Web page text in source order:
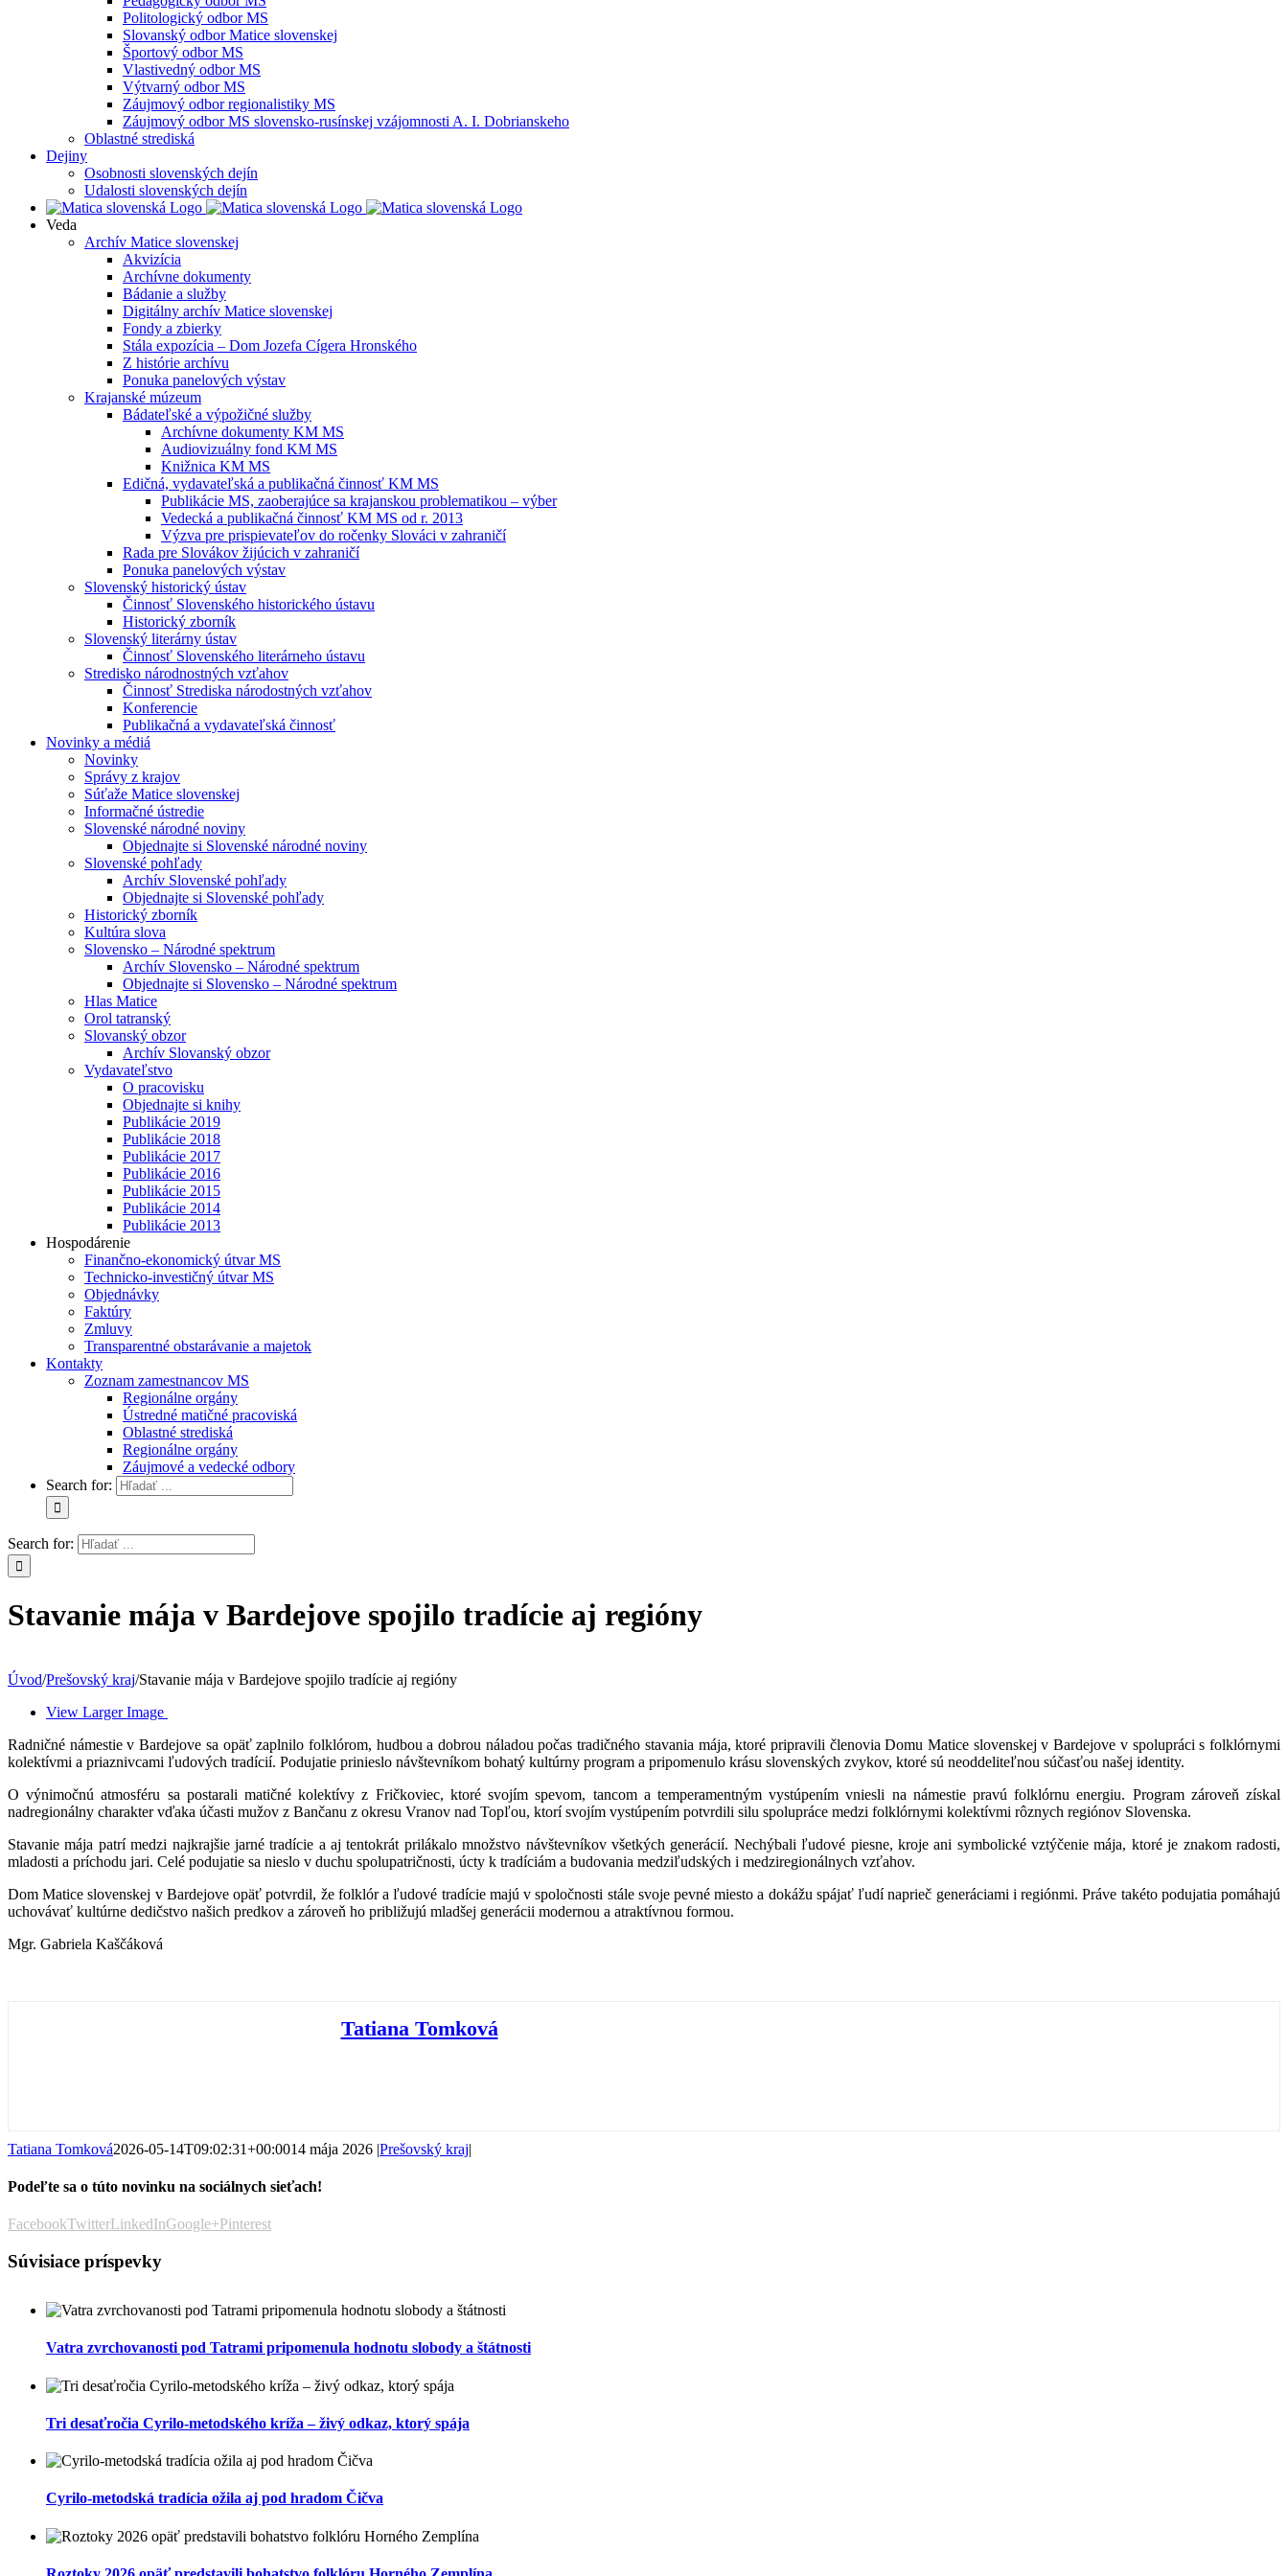
Politologický odbor MS
Slovanský odbor Matice slovenskej
Športový odbor MS
Vlastivedný odbor MS
Výtvarný odbor MS
Záujmový odbor regionalistiky MS
Záujmový odbor MS slovensko-rusínskej vzájomnosti A. I. Dobrianskeho
Oblastné strediská
Dejiny
Osobnosti slovenských dejín
Udalosti slovenských dejín
Veda
Archív Matice slovenskej
Akvizícia
Archívne dokumenty
Bádanie a služby
Digitálny archív Matice slovenskej
Fondy a zbierky
Stála expozícia – Dom Jozefa Cígera Hronského
Z histórie archívu
Ponuka panelových výstav
Krajanské múzeum
Bádateľské a výpožičné služby
Archívne dokumenty KM MS
Audiovizuálny fond KM MS
Knižnica KM MS
Edičná, vydavateľská a publikačná činnosť KM MS
Publikácie MS, zaoberajúce sa krajanskou problematikou – výber
Vedecká a publikačná činnosť KM MS od r. 2013
Výzva pre prispievateľov do ročenky Slováci v zahraničí
Rada pre Slovákov žijúcich v zahraničí
Ponuka panelových výstav
Slovenský historický ústav
Činnosť Slovenského historického ústavu
Historický zborník
Slovenský literárny ústav
Činnosť Slovenského literárneho ústavu
Stredisko národnostných vzťahov
Činnosť Strediska národostných vzťahov
Konferencie
Publikačná a vydavateľská činnosť
Novinky a médiá
Novinky
Správy z krajov
Súťaže Matice slovenskej
Informačné ústredie
Slovenské národné noviny
Objednajte si Slovenské národné noviny
Slovenské pohľady
Archív Slovenské pohľady
Objednajte si Slovenské pohľady
Historický zborník
Kultúra slova
Slovensko – Národné spektrum
Archív Slovensko – Národné spektrum
Objednajte si Slovensko – Národné spektrum
Hlas Matice
Orol tatranský
Slovanský obzor
Archív Slovanský obzor
Vydavateľstvo
O pracovisku
Objednajte si knihy
Publikácie 2019
Publikácie 2018
Publikácie 2017
Publikácie 2016
Publikácie 2015
Publikácie 2014
Publikácie 2013
Hospodárenie
Finančno-ekonomický útvar MS
Technicko-investičný útvar MS
Objednávky
Faktúry
Zmluvy
Transparentné obstarávanie a majetok
Kontakty
Zoznam zamestnancov MS
Regionálne orgány
Ústredné matičné pracoviská
Oblastné strediská
Regionálne orgány
Záujmové a vedecké odbory
Search for:
Search for:
Stavanie mája v Bardejove spojilo tradície aj regióny
Úvod/Prešovský kraj/Stavanie mája v Bardejove spojilo tradície aj regióny
View Larger Image
Radničné námestie v Bardejove sa opäť zaplnilo folklórom, hudbou a dobrou náladou počas tradičného stavania mája, ktoré pripravili členovia Domu Matice slovenskej v Bardejove v spolupráci s folklórnymi
kolektívmi a priaznivcami ľudových tradícií. Podujatie prinieslo návštevníkom bohatý kultúrny program a pripomenulo krásu slovenských zvykov, ktoré sú neoddeliteľnou súčasťou našej identity.
O výnimočnú atmosféru sa postarali matičné kolektívy z Fričkoviec, ktoré svojím spevom, tancom a temperamentným vystúpením vniesli na námestie pravú folklórnu energiu. Program zároveň získal
nadregionálny charakter vďaka účasti mužov z Bančanu z okresu Vranov nad Topľou, ktorí svojím vystúpením potvrdili silu spolupráce medzi folklórnymi kolektívmi rôznych regiónov Slovenska.
Stavanie mája patrí medzi najkrajšie jarné tradície a aj tentokrát prilákalo množstvo návštevníkov všetkých generácií. Nechýbali ľudové piesne, kroje ani symbolické vztýčenie mája, ktoré je znakom radosti,
mladosti a príchodu jari. Celé podujatie sa nieslo v duchu spolupatričnosti, úcty k tradíciám a budovania medziľudských i medziregionálnych vzťahov.
Dom Matice slovenskej v Bardejove opäť potvrdil, že folklór a ľudové tradície majú v spoločnosti stále svoje pevné miesto a dokážu spájať ľudí naprieč generáciami i regiónmi. Práve takéto podujatia pomáhajú
uchovávať kultúrne dedičstvo našich predkov a zároveň ho približujú mladšej generácii modernou a atraktívnou formou.
Mgr. Gabriela Kaščáková
Tatiana Tomková
Tatiana Tomková2026-05-14T09:02:31+00:0014 mája 2026 |Prešovský kraj|
Podeľte sa o túto novinku na sociálnych sieťach!
FacebookTwitterLinkedInGoogle+Pinterest
Súvisiace príspevky
Vatra zvrchovanosti pod Tatrami pripomenula hodnotu slobody a štátnosti
Tri desaťročia Cyrilo-metodského kríža – živý odkaz, ktorý spája
Cyrilo-metodská tradícia ožila aj pod hradom Čičva